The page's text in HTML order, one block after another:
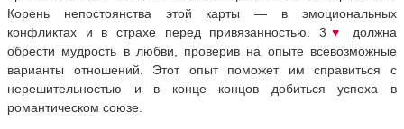
Корень непостоянства этой карты — в эмоциональных
конфликтах и в страхе перед привязанностью. 3 ♥
должна
обрести мудрость в любви, проверив на опыте всевозможные
варианты отношений. Этот опыт поможет им справиться с
нерешительностью и в конце концов добиться успеха в
романтическом союзе.